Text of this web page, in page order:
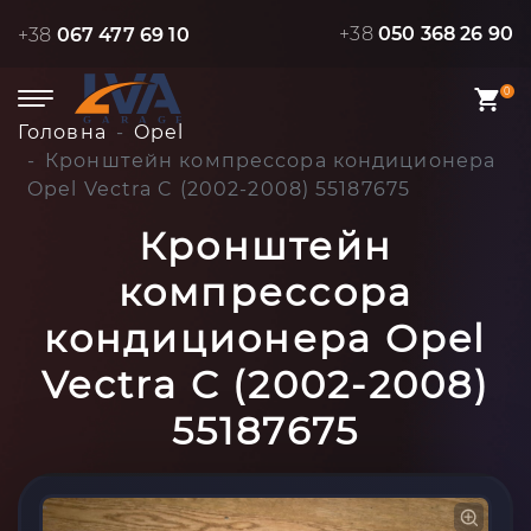
+38 067 477 69 10 +38 050 368 26 90
0
Головна
Opel
Кронштейн компрессора кондиционера
Opel Vectra C (2002-2008) 55187675
Кронштейн
компрессора
кондиционера Opel
Vectra C (2002-2008)
55187675